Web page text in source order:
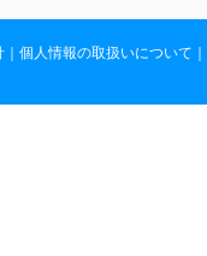
個人情報の取扱いについて